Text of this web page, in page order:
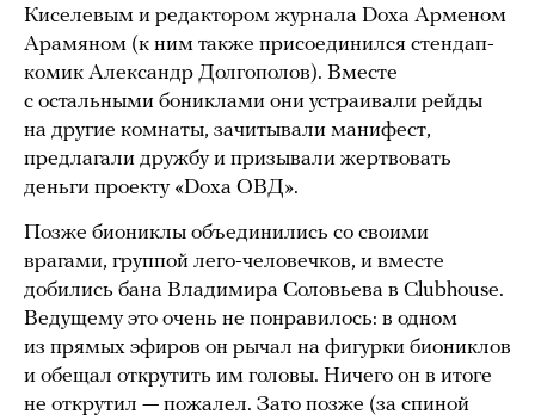
Киселевым и редактором журнала Doxa Арменом
Арамяном (к ним также присоединился стендап-
комик Александр Долгополов). Вместе
с остальными бониклами они устраивали рейды
на другие комнаты, зачитывали манифест,
предлагали дружбу и призывали жертвовать
деньги проекту «Doxa ОВД».
Позже биониклы объединились со своими
врагами, группой лего-человечков, и вместе
добились бана Владимира Соловьева в Clubhouse.
Ведущему это очень не понравилось: в одном
из прямых эфиров он рычал на фигурки биониклов
и обещал открутить им головы. Ничего он в итоге
не открутил — пожалел. Зато позже (за спиной